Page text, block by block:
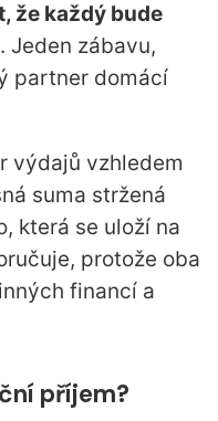
že každý bude
. Jeden zábavu,
partner domácí
výdajů vzhledem
suma stržená
která se uloží na
protože oba
financí a
příjem?